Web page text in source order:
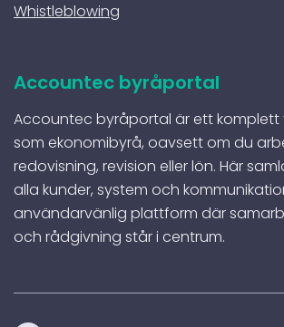
Whistleblowing
Accountec byråportal
Accountec byråportal är ett komplett
som ekonomibyrå, oavsett om du
redovisning, revision eller lön. Här
alla kunder, system och
användarvänlig plattform där
och rådgivning står i centrum.